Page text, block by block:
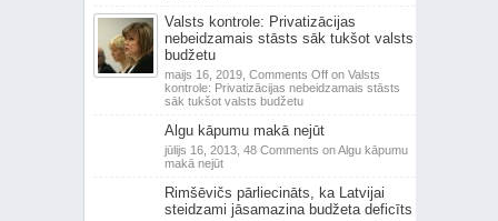
Valsts kontrole: Privatizācijas
nebeidzamais stāsts sāk tukšot valsts
budžetu
maijs 16, 2019, Comments Offon Valsts
kontrole: Privatizācijas nebeidzamais stāsts
sāk tukšot valsts budžetu
Algu kāpumu makā nejūt
jūlijs 16, 2013, 48 Comments on Algu kāpumu
makā nejūt
Rimšēvičs pārliecināts, ka Latvijai
steidzami jāsamazina budžeta deficīts